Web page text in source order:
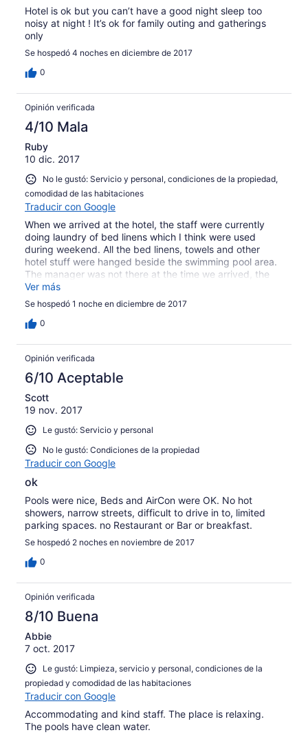
Hotel is ok but you can’t have a good night sleep too
noisy at night ! It’s ok for family outing and gatherings
only
Se hospedó 4 noches en diciembre de 2017
0
Opinión verificada
4/10 Mala
Ruby
10 dic. 2017
No le gustó: Servicio y personal, condiciones de la propiedad,
comodidad de las habitaciones
Traducir con Google
When we arrived at the hotel, the staff were currently
doing laundry of bed linens which I think were used
during weekend. All the bed linens, towels and other
hotel stuff were hanged beside the swimming pool area.
The manager was not there at the time we arrived, the
Manager provided only 1 key for family room where in
fact we paid two rooms. So we need to asked for another
key to accommodate our relatives we reserved with
another room. In the morning when we were preparing to
one of the lamp post outside the resort. The resort do not
have generator so we were obliged to take a bath
downstairs because there were no water in the showers
already in the second floor. It was an overnight hassle for
all of us. :-(
Ver más
Se hospedó 1 noche en diciembre de 2017
0
Opinión verificada
6/10 Aceptable
Scott
19 nov. 2017
Le gustó: Servicio y personal
No le gustó: Condiciones de la propiedad
Traducir con Google
ok
Pools were nice, Beds and AirCon were OK. No hot
showers, narrow streets, difficult to drive in to, limited
parking spaces. no Restaurant or Bar or breakfast.
Se hospedó 2 noches en noviembre de 2017
0
Opinión verificada
8/10 Buena
Abbie
7 oct. 2017
Le gustó: Limpieza, servicio y personal, condiciones de la
propiedad y comodidad de las habitaciones
Traducir con Google
Accommodating and kind staff. The place is relaxing.
The pools have clean water.